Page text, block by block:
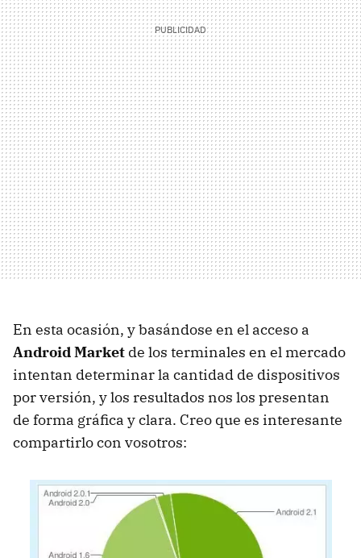
En esta ocasión, y basándose en el acceso a
Android Market de los terminales en el mercado
intentan determinar la cantidad de dispositivos
por versión, y los resultados nos los presentan
de forma gráfica y clara. Creo que es interesante
compartirlo con vosotros: